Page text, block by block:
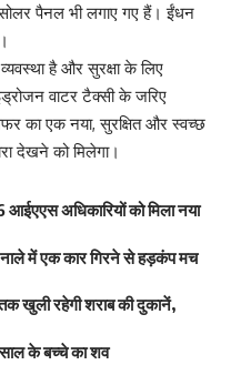
पैनल भी लगाए गए हैं। ईंधन
है और सुरक्षा के लिए
वाटर टैक्सी के जरिए
का एक नया, सुरक्षित और स्वच्छ
देखने को मिलेगा।
अधिकारियों को मिला नया
में एक कार गिरने से हड़कंप मच
खुली रहेगी शराब की दुकानें,
साल के बच्चे का शव